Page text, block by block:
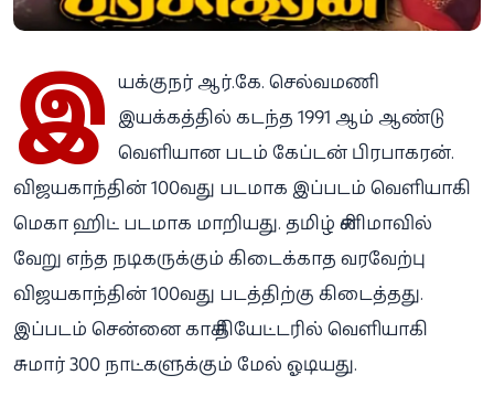
இ யக்குநர் ஆர்.கே. செல்வமணி
இயக்கத்தில் கடந்த 1991 ஆம் ஆண்டு
வெளியான படம் கேப்டன் பிரபாகரன்.
விஜயகாந்தின் 100வது படமாக இப்படம் வெளியாகி
மெகா ஹிட் படமாக மாறியது. தமிழ் சினிமாவில்
வேறு எந்த நடிகருக்கும் கிடைக்காத வரவேற்பு
விஜயகாந்தின் 100வது படத்திற்கு கிடைத்தது.
இப்படம் சென்னை காசி தியேட்டரில் வெளியாகி
சுமார் 300 நாட்களுக்கும் மேல் ஓடியது.